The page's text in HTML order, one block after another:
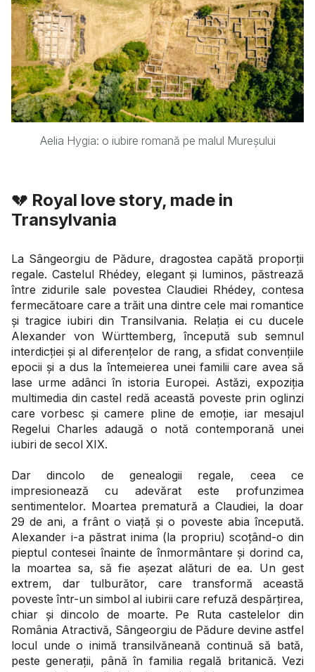
Aelia Hygia: o iubire romană pe malul Mureșului
💔 Royal love story, made in
Transylvania
La Sângeorgiu de Pădure, dragostea capătă proporții
regale. Castelul Rhédey, elegant și luminos, păstrează
între zidurile sale povestea Claudiei Rhédey, contesa
fermecătoare care a trăit una dintre cele mai romantice
și tragice iubiri din Transilvania. Relația ei cu ducele
Alexander von Württemberg, începută sub semnul
interdicției și al diferențelor de rang, a sfidat convențiile
epocii și a dus la întemeierea unei familii care avea să
lase urme adânci în istoria Europei. Astăzi, expoziția
multimedia din castel redă această poveste prin oglinzi
care vorbesc și camere pline de emoție, iar mesajul
Regelui Charles adaugă o notă contemporană unei
iubiri de secol XIX.
Dar dincolo de genealogii regale, ceea ce
impresionează cu adevărat este profunzimea
sentimentelor. Moartea prematură a Claudiei, la doar
29 de ani, a frânt o viață și o poveste abia începută.
Alexander i-a păstrat inima (la propriu) scoțând-o din
pieptul contesei înainte de înmormântare și dorind ca,
la moartea sa, să fie așezat alături de ea. Un gest
extrem, dar tulburător, care transformă această
poveste într-un simbol al iubirii care refuză despărțirea,
chiar și dincolo de moarte. Pe Ruta castelelor din
România Atractivă, Sângeorgiu de Pădure devine astfel
locul unde o inimă transilvăneană continuă să bată,
peste generații, până în familia regală britanică. Vezi